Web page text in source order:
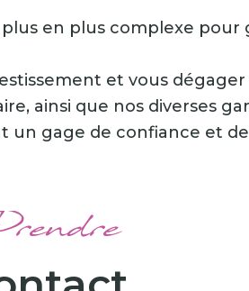
en plus complexe pour
et vous
ainsi que nos diverses
un gage de confiance et